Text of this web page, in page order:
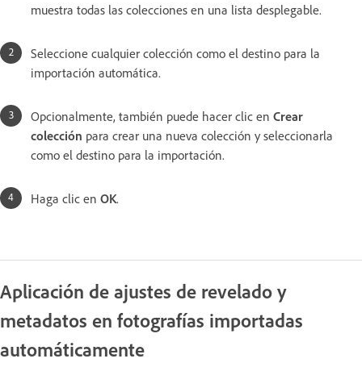
muestra todas las colecciones en una lista desplegable.
Seleccione cualquier colección como el destino para la
importación automática.
Opcionalmente, también puede hacer clic en Crear
colección para crear una nueva colección y seleccionarla
como el destino para la importación.
Haga clic en OK.
Aplicación de ajustes de revelado y
metadatos en fotografías importadas
automáticamente